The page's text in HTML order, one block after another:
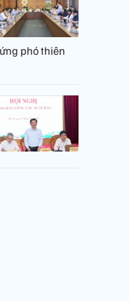
phó thiên